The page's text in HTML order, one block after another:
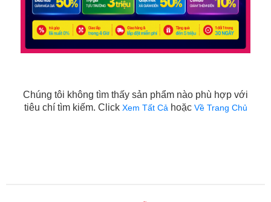
Chúng tôi không tìm thấy sản phẩm nào phù hợp với
tiêu chí tìm kiếm. Click Xem Tất Cả hoặc Về Trang Chủ